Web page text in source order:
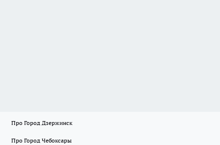
Про Город Дзержинск
Про Город Чебоксары